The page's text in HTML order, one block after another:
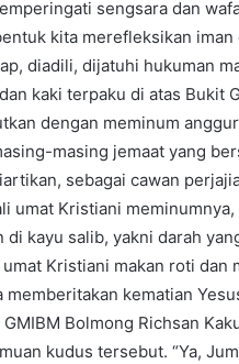
sengsara dan
kita merefleksikan
diadili, dijatuhi hukuman
kaki terpaku di atas Bukit
dengan meminum
masing jemaat yang
sebagai cawan
umat Kristiani
kayu salib, yakni darah
Kristiani makan roti
kematian
Bolmong Richsan
kudus tersebut. “Ya,